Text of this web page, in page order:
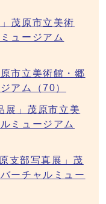
茂原市立美術
ュージアム
市立美術館・郷
アム（70）
展」茂原市立美
ミュージアム
支部写真展」茂
ーチャルミュー